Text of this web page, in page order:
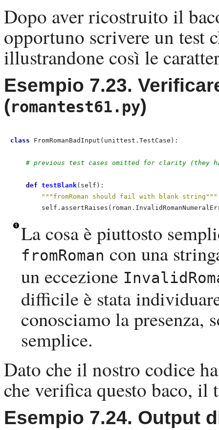
Dopo aver ricostruito il
opportuno scrivere un test
illustrandone così le
Esempio 7.23.
(romantest61.py)
class
# previous test cases omitted for clarity (they
def testBlank(self):
"""fromRoman should fail with blank string"""
La cosa è piuttosto
fromRoman con una
un eccezione
difficile è stata
conosciamo la presenza,
semplice.
Dato che il nostro codice
che verifica questo baco, il
Esempio 7.24. Output